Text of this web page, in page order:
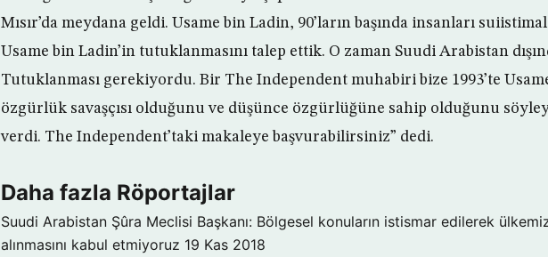
Mısır’da meydana geldi. Usame bin Ladin, 90’ların başında insanları
Usame bin Ladin’in tutuklanmasını talep ettik. O zaman Suudi Arabistan
Tutuklanması gerekiyordu. Bir The Independent muhabiri bize 1993’te
özgürlük savaşçısı olduğunu ve düşünce özgürlüğüne sahip olduğunu
verdi. The Independent’taki makaleye başvurabilirsiniz” dedi.
Daha fazla Röportajlar
Suudi Arabistan Şûra Meclisi Başkanı: Bölgesel konuların istismar edilerek
alınmasını kabul etmiyoruz 19 Kas 2018